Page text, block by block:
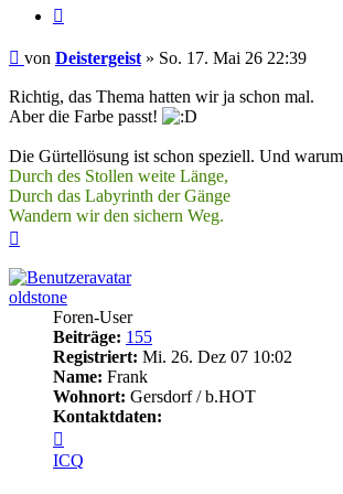
Beitrag
von Deistergeist » So. 17. Mai 26 22:39
Richtig, das Thema hatten wir ja schon mal.
Aber die Farbe passt!
Die Gürtellösung ist schon speziell. Und
Durch des Stollen weite Länge,
Durch das Labyrinth der Gänge
Wandern wir den sichern Weg.
oldstone
Foren-User
Beiträge: 155
Registriert: Mi. 26. Dez 07 10:02
Name: Frank
Wohnort: Gersdorf / b.HOT
Kontaktdaten:
von
oldstone
ICQ